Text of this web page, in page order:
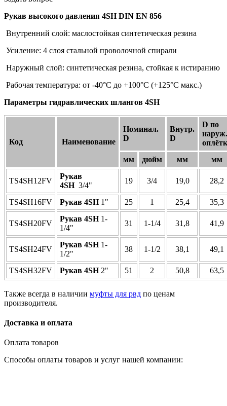
Рукав выcокого давления 4SH DIN EN 856
Внутренний слой: маслостойкая синтетическая резина
Усиление: 4 слоя стальной проволочной спирали
Наружный слой: синтетическая резина, стойкая к истиранию
Рабочая температура: от -40°С до +100°С (+125°С макс.)
Параметры гидравлических шлангов 4SH
Код Наименование
Номинал.
D
Внутр.
D
D по
наруж.
мм
дюйм мм мм
TS4SH12FV
Рукав
4SH3/4"
19 3/4 19,0 28,2
TS4SH16FV Рукав 4SH1" 25 1 25,4 35,3
TS4SH20FV
Рукав 4SH1-
1/4"
31 1-1/4 31,8 41,9
TS4SH24FV
Рукав 4SH1-
1/2"
38 1-1/2 38,1 49,1
TS4SH32FV Рукав 4SH2" 51 2 50,8 63,5
Также всегда в наличии муфты для рвд по ценам
производителя.
Доставка и оплата
Оплата товаров
Способы оплаты товаров и услуг нашей компании: